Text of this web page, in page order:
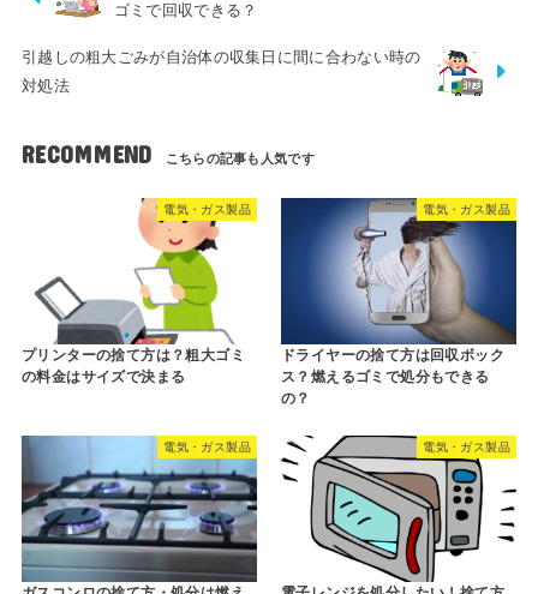
ゴミで回収できる？
引越しの粗大ごみが自治体の収集日に間に合わない時の
対処法
RECOMMEND
電気・ガス製品
プリンターの捨て方は？粗大ゴミ
の料金はサイズで決まる
電気・ガス製品
ドライヤーの捨て方は回収ボック
ス？燃えるゴミで処分もできる
の？
電気・ガス製品 電気・ガス製品